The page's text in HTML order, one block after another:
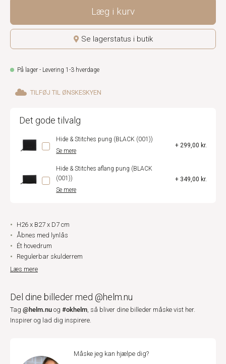
Læg i kurv
Se lagerstatus i butik
På lager - Levering 1-3 hverdage
TILFØJ TIL ØNSKESKYEN
Det gode tilvalg
Hide & Stitches pung (BLACK (001))
Se mere
+ 299,00 kr.
Hide & Stitches aflang pung (BLACK
(001))
Se mere
+ 349,00 kr.
H26 x B27 x D7 cm
Åbnes med lynlås
Ét hovedrum
Regulerbar skulderrem
Læs mere
Del dine billeder med @helm.nu
Tag @helm.nu og #okhelm, så bliver dine billeder måske vist her.
Inspirer og lad dig inspirere.
Måske jeg kan hjælpe dig?